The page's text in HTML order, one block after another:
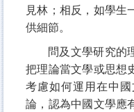
見林；相反，如學生
供細節。
問及文學研究的
把理論當文學或思想
考慮如何運用在中
論，認為中國文學應